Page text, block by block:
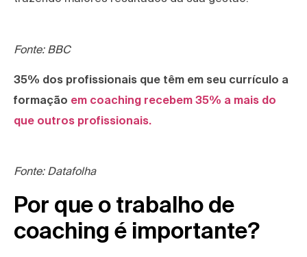
Fonte: BBC
35% dos profissionais que têm em seu currículo a
formação em coaching recebem 35% a mais do
que outros profissionais.
Fonte: Datafolha
Por que o trabalho de
coaching é importante?